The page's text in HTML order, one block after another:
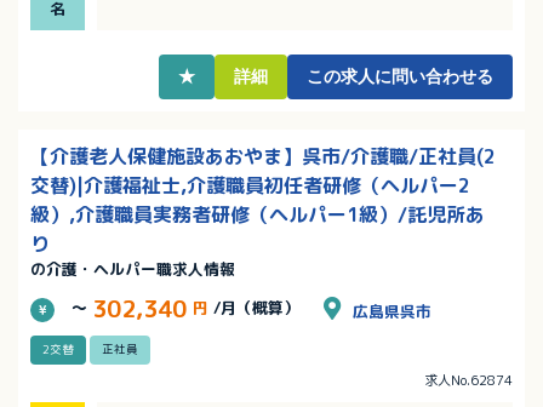
名
★ 詳細 この求人に問い合わせる
【介護老人保健施設あおやま】呉市/介護職/正社員(2
交替)|介護福祉士,介護職員初任者研修（ヘルパー2
級）,介護職員実務者研修（ヘルパー1級）/託児所あ
り
の介護・ヘルパー職求人情報
～ 302,340 円 /月（概算） 広島県呉市
2交替 正社員
求人No.62874